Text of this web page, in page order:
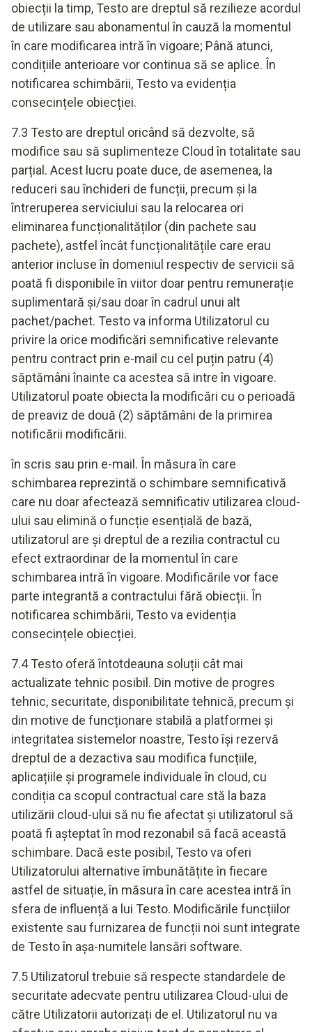
obiecții la timp, Testo are dreptul să rezilieze acordul
de utilizare sau abonamentul în cauză la momentul
în care modificarea intră în vigoare; Până atunci,
condițiile anterioare vor continua să se aplice. În
notificarea schimbării, Testo va evidenția
consecințele obiecției.
7.3 Testo are dreptul oricând să dezvolte, să
modifice sau să suplimenteze Cloud în totalitate sau
parțial. Acest lucru poate duce, de asemenea, la
reduceri sau închideri de funcții, precum și la
întreruperea serviciului sau la relocarea ori
eliminarea funcționalităților (din pachete sau
pachete), astfel încât funcționalitățile care erau
anterior incluse în domeniul respectiv de servicii să
poată fi disponibile în viitor doar pentru remunerație
suplimentară și/sau doar în cadrul unui alt
pachet/pachet. Testo va informa Utilizatorul cu
privire la orice modificări semnificative relevante
pentru contract prin e-mail cu cel puțin patru (4)
săptămâni înainte ca acestea să intre în vigoare.
Utilizatorul poate obiecta la modificări cu o perioadă
de preaviz de două (2) săptămâni de la primirea
notificării modificării.
în scris sau prin e-mail. În măsura în care
schimbarea reprezintă o schimbare semnificativă
care nu doar afectează semnificativ utilizarea cloud-
ului sau elimină o funcție esențială de bază,
utilizatorul are și dreptul de a rezilia contractul cu
efect extraordinar de la momentul în care
schimbarea intră în vigoare. Modificările vor face
parte integrantă a contractului fără obiecții. În
notificarea schimbării, Testo va evidenția
consecințele obiecției.
7.4 Testo oferă întotdeauna soluții cât mai
actualizate tehnic posibil. Din motive de progres
tehnic, securitate, disponibilitate tehnică, precum și
din motive de funcționare stabilă a platformei și
integritatea sistemelor noastre, Testo își rezervă
dreptul de a dezactiva sau modifica funcțiile,
aplicațiile și programele individuale în cloud, cu
condiția ca scopul contractual care stă la baza
utilizării cloud-ului să nu fie afectat și utilizatorul să
poată fi așteptat în mod rezonabil să facă această
schimbare. Dacă este posibil, Testo va oferi
Utilizatorului alternative îmbunătățite în fiecare
astfel de situație, în măsura în care acestea intră în
sfera de influență a lui Testo. Modificările funcțiilor
existente sau furnizarea de funcții noi sunt integrate
de Testo în așa-numitele lansări software.
7.5 Utilizatorul trebuie să respecte standardele de
securitate adecvate pentru utilizarea Cloud-ului de
către Utilizatorii autorizați de el. Utilizatorul nu va